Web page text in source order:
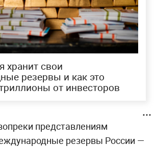
хранит свои
резервы и как это
от инвесторов
представлениям
резервы России —